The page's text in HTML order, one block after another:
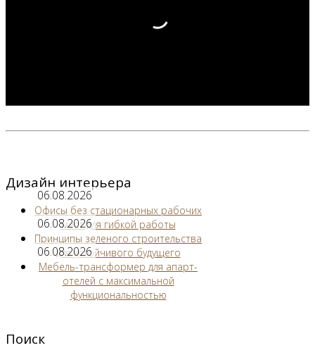
Дизайн интерьера
06.08.2026
Офисы без стационарных рабочих
мест для гибкой работы
06.08.2026
Принципы зеленого строительства
для устойчивого будущего
06.08.2026
Мебель-трансформер для апарт-
отелей с максимальной
функциональностью
Поиск